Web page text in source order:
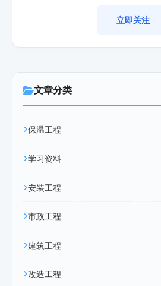
立即关注
文章分类
保温工程
学习资料
安装工程
市政工程
建筑工程
改造工程